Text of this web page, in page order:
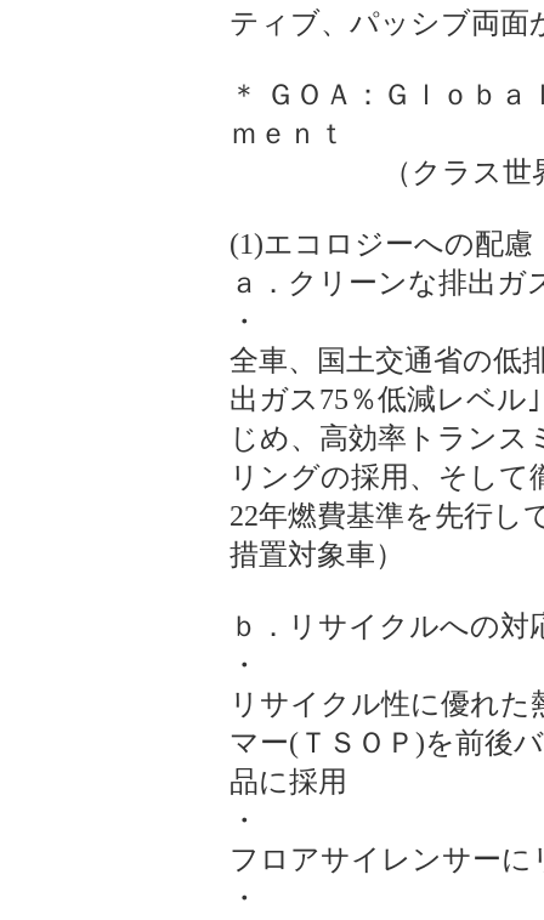
ティブ、パッシブ両面
＊ ＧＯＡ：Ｇｌｏｂ
ｍｅｎｔ
（クラス世界トッ
(1)エコロジーへの配慮
ａ．クリーンな排出ガ
・
全車、国土交通省の低
出ガス75％低減レベル
じめ、高効率トランス
リングの採用、そして
22年燃費基準を先行し
措置対象車）
ｂ．リサイクルへの対
・
リサイクル性に優れ
マー(ＴＳＯＰ)を前後
品に採用
・
フロアサイレンサーに
・